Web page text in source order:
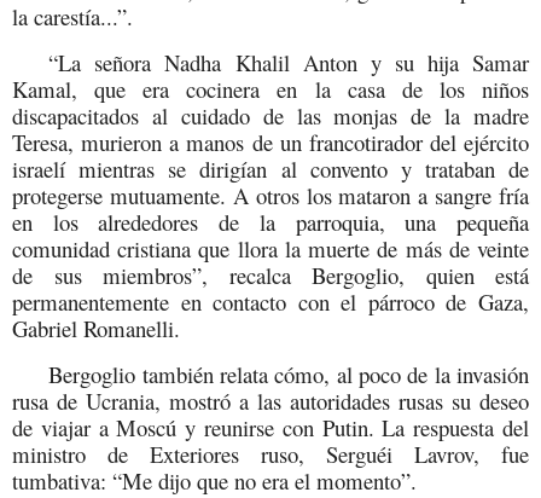
la carestía...”.
“La señora Nadha Khalil Anton y su hija Samar
Kamal, que era cocinera en la casa de los niños
discapacitados al cuidado de las monjas de la madre
Teresa, murieron a manos de un francotirador del ejército
israelí mientras se dirigían al convento y trataban de
protegerse mutuamente. A otros los mataron a sangre fría
en los alrededores de la parroquia, una pequeña
comunidad cristiana que llora la muerte de más de veinte
de sus miembros”, recalca Bergoglio, quien está
permanentemente en contacto con el párroco de Gaza,
Gabriel Romanelli.
Bergoglio también relata cómo, al poco de la invasión
rusa de Ucrania, mostró a las autoridades rusas su deseo
de viajar a Moscú y reunirse con Putin. La respuesta del
ministro de Exteriores ruso, Serguéi Lavrov, fue
tumbativa: “Me dijo que no era el momento”.